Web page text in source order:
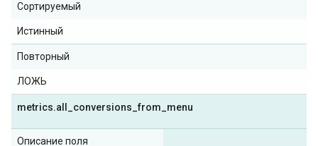
Сортируемый
Истинный
Повторный
ЛОЖЬ
metrics.all conversions _from menu
Описание поля